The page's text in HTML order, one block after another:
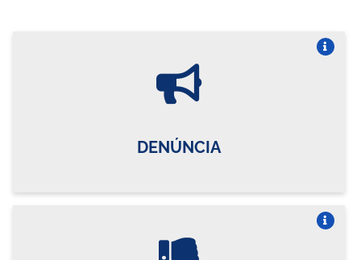
DENÚNCIA